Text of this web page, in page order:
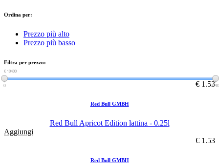
Ordina per:
Prezzo più alto
Prezzo più basso
Filtra per prezzo:
€ 0
€ 10400
0 € 1.53
Red Bull GMBH
Red Bull Apricot Edition lattina - 0.25l
Aggiungi
€ 1.53
Red Bull GMBH